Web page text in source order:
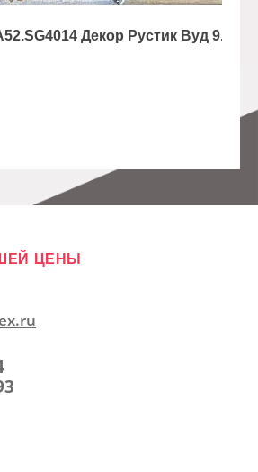
Декор Рустик Вуд
ЦЕНЫ